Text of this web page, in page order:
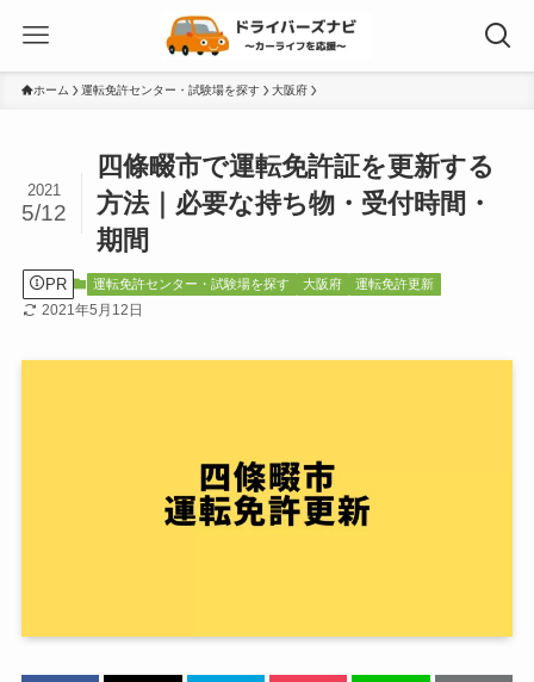
ホーム 運転免許センター・試験場を探す 大阪府
四條畷市で運転免許証を更新する
方法｜必要な持ち物・受付時間・
期間
2021
5/12
PR 運転免許センター・試験場を探す 大阪府 運転免許更新
2021年5月12日